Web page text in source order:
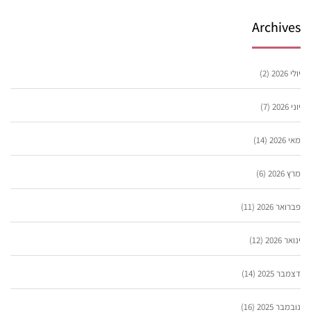
Archives
יולי 2026 (2)
יוני 2026 (7)
מאי 2026 (14)
מרץ 2026 (6)
פברואר 2026 (11)
ינואר 2026 (12)
דצמבר 2025 (14)
נובמבר 2025 (16)